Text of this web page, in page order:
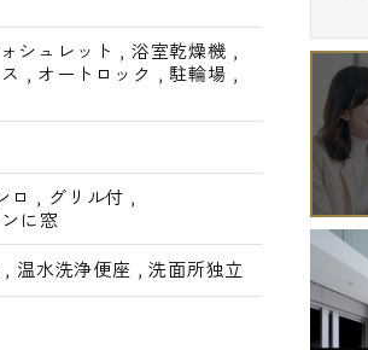
シュレット , 浴室乾燥機 ,
, オートロック , 駐輪場 ,
ロ , グリル付 ,
に窓
, 温水洗浄便座 ,洗面所独立